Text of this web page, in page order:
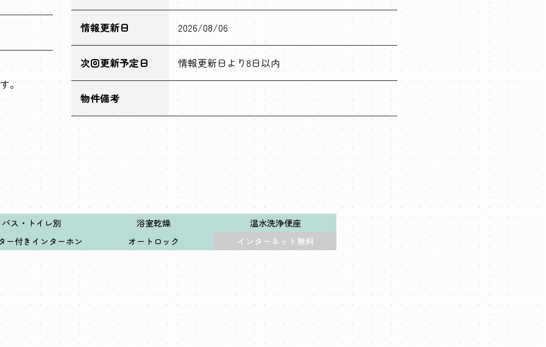
。
情報更新日 2026/08/06
次回更新予定日 情報更新日より8日以内
物件備考
バス・トイレ別 浴室乾燥
温水洗浄便座
ー付きインターホン
オートロック インターネット無料